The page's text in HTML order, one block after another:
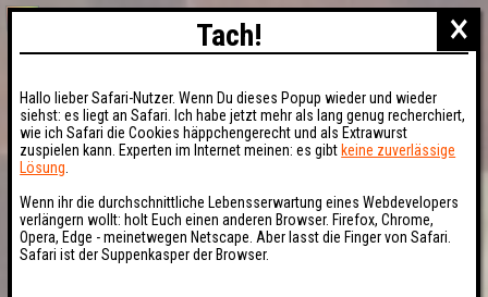
×
Tach!
Hallo lieber Safari-Nutzer. Wenn Du dieses Popup wieder und wieder
siehst: es liegt an Safari. Ich habe jetzt mehr als lang genug recherchiert,
wie ich Safari die Cookies häppchengerecht und als Extrawurst
zuspielen kann. Experten im Internet meinen: es gibt keine zuverlässige
Lösung
Wenn ihr die durchschnittliche Lebensserwartung eines Webdevelopers
verlängern wollt: holt Euch einen anderen Browser. Firefox, Chrome,
Opera, Edge - meinetwegen Netscape. Aber lasst die Finger von Safari.
Safari ist der Suppenkasper der Browser.